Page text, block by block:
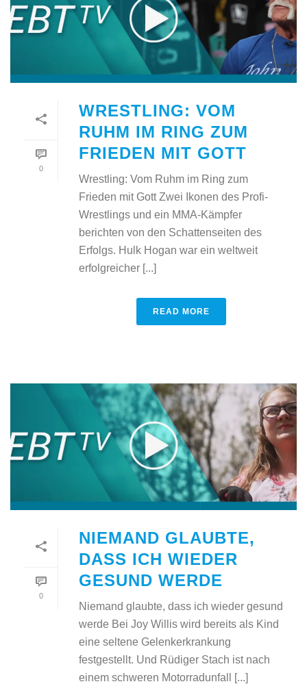
0
WRESTLING: VOM
RUHM IM RING ZUM
FRIEDEN MIT GOTT
Wrestling: Vom Ruhm im Ring zum
Frieden mit Gott Zwei Ikonen des Profi-
Wrestlings und ein MMA-Kämpfer
berichten von den Schattenseiten des
Erfolgs. Hulk Hogan war ein weltweit
erfolgreicher [...]
READ MORE
0
NIEMAND GLAUBTE,
DASS ICH WIEDER
GESUND WERDE
Niemand glaubte, dass ich wieder gesund
werde Bei Joy Willis wird bereits als Kind
eine seltene Gelenkerkrankung
festgestellt. Und Rüdiger Stach ist nach
einem schweren Motorradunfall [...]